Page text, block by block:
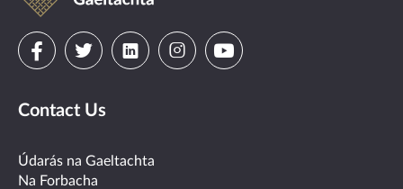
Gaeltachta
Visit
on
facebook
Visit
on
twitter
Visit
linkedin
VisitVisit
Contact Us
Údarás na Gaeltachta
Na Forbacha